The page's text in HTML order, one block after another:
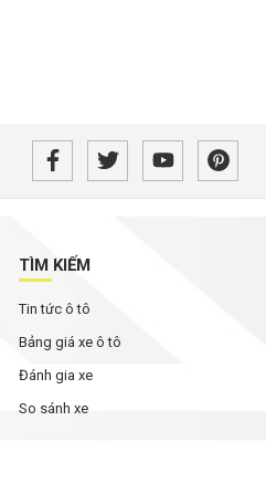
TÌM KIẾM
Tin tức ô tô
Bảng giá xe ô tô
Đánh gia xe
So sánh xe